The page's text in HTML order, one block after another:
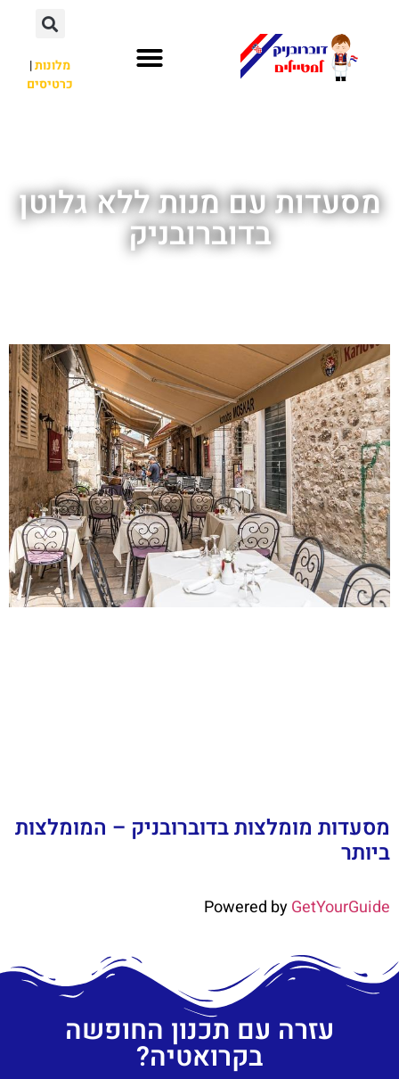
מלונות|
כרטיסים
מסעדות עם מנות ללא גלוטן
בדוברובניק
מסעדות מומלצות בדוברובניק – המומלצות
ביותר
Powered byGetYourGuide
עזרה עם תכנון החופשה
בקרואטיה?